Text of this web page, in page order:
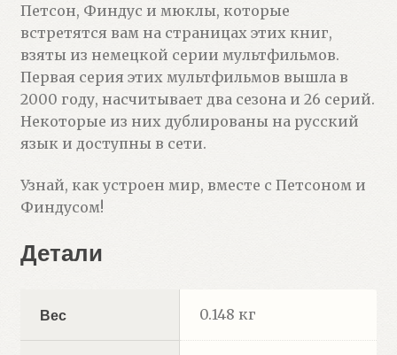
Петсон, Финдус и мюклы, которые
встретятся вам на страницах этих книг,
взяты из немецкой серии мультфильмов.
Первая серия этих мультфильмов вышла в
2000 году, насчитывает два сезона и 26 серий.
Некоторые из них дублированы на русский
язык и доступны в сети.
Узнай, как устроен мир, вместе с Петсоном и
Финдусом!
Детали
Вес 0.148 кг